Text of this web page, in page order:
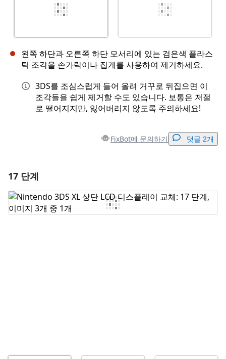
왼쪽 하단과 오른쪽 하단 모서리에 있는 검은색 플라스
틱 조각을 손가락이나 집게를 사용하여 제거하세요.
3DS를 조심스럽게 들어 올려 거꾸로 뒤집으면 이
조각들을 쉽게 제거할 수도 있습니다. 보통은 저절
로 떨어지지만, 잃어버리지 않도록 주의하세요!
FixBot에 문의하기 댓글 2개
댓글 쓰기
17 단계